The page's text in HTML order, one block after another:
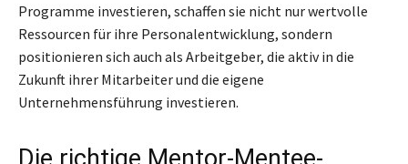
Programme investieren, schaffen sie nicht nur wertvolle
Ressourcen für ihre Personalentwicklung, sondern
positionieren sich auch als Arbeitgeber, die aktiv in die
Zukunft ihrer Mitarbeiter und die eigene
Unternehmensführung investieren.